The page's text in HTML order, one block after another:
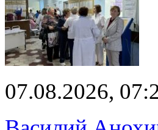
07.08.2026,